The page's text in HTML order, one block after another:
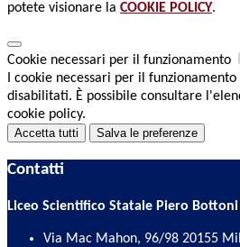
potete visionare la COOKIE POLICY.
Cookie necessari per il funzionamento
I cookie necessari per il
disabilitati. È possibile consultare
cookie policy.
Accetta tutti Salva le preferenze
Contatti
Liceo Scientifico Statale Piero Bottoni
Via Mac Mahon, 96/98 20155